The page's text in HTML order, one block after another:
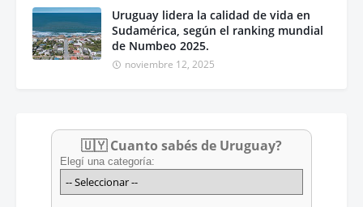
Uruguay lidera la calidad de vida en
Sudamérica, según el ranking mundial
de Numbeo 2025.
noviembre 12, 2025
🇺🇾 Cuanto sabés de Uruguay?
Elegí una categoría: